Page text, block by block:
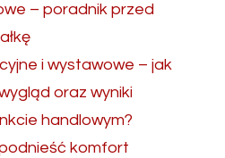
– poradnik przed
i wystawowe – jak
oraz wyniki
handlowym?
komfort